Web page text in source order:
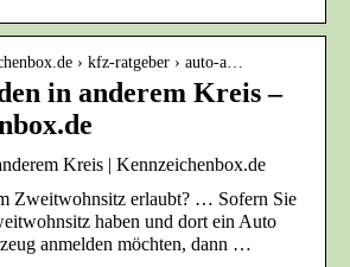
› kfz-ratgeber › auto-a…
in anderem Kreis –
Kreis | Kennzeichenbox.de
Zweitwohnsitz erlaubt? … Sofern Sie
haben und dort ein Auto
anmelden möchten, dann …